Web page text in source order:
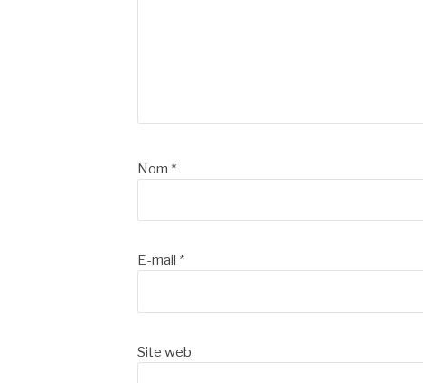
Nom *
E-mail *
Site web